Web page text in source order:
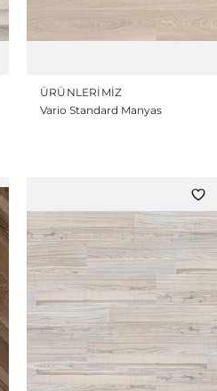
ÜRÜNLERIMIZ
Vario Standard Manyas